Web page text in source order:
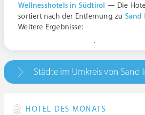
Wellnesshotels in Südtirol — Die
sortiert nach der Entfernung zu Sand
Weitere Ergebnisse:
Städte im Umkreis von Sand
HOTEL DES MONATS